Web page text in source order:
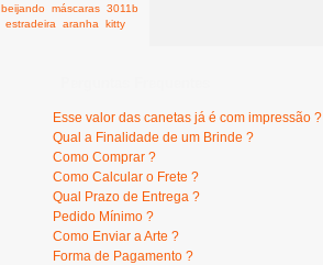
beijando máscaras 3011b
estradeira aranha
kitty
Esse valor das canetas já é com impressão ?
Qual a Finalidade de um Brinde ?
Como Comprar ?
Como Calcular o Frete ?
Qual Prazo de Entrega ?
Pedido Mínimo ?
Como Enviar a Arte ?
Forma de Pagamento ?